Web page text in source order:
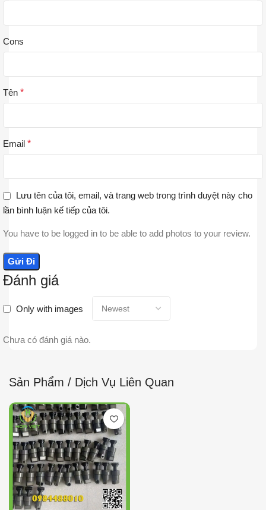
Đánh giá
Only with images
Chưa có đánh giá nào.
Cons
Tên *
Email *
Lưu tên của tôi, email, và trang web trong trình duyệt này cho
lần bình luận kế tiếp của tôi.
You have to be logged in to be able to add photos to your review.
Sản Phẩm / Dịch Vụ Liên Quan